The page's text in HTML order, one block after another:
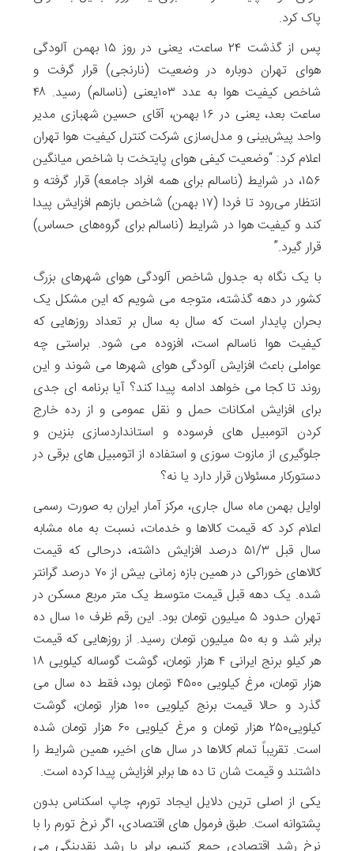
پاک کرد.
پس از گذشت ۲۴ ساعت، یعنی در روز ۱۵ بهمن آلودگی
هوای تهران دوباره در وضعیت (نارنجی) قرار گرفت و
شاخص کیفیت هوا به عدد ۱۰۳یعنی (ناسالم) رسید. ۴۸
ساعت بعد، یعنی در ۱۶ بهمن، آقای حسین شهبازی مدیر
واحد پیش‌بینی و مدل‌سازی شرکت کنترل کیفیت هوا تهران
اعلام کرد: “وضعیت کیفی هوای پایتخت با شاخص میانگین
۱۵۶، در شرایط (ناسالم برای همه افراد جامعه) قرار گرفته و
انتظار می‌رود تا فردا (۱۷ بهمن) شاخص بازهم افزایش پیدا
کند و کیفیت هوا در شرایط (ناسالم برای گروه‌های حساس)
قرار گیرد.”
با یک نگاه به جدول شاخص آلودگی هوای شهرهای بزرگ
کشور در دهه گذشته، متوجه می شویم که این مشکل یک
بحران پایدار است که سال به سال بر تعداد روزهایی که
کیفیت هوا ناسالم است، افزوده می شود. براستی چه
عواملی باعث افزایش آلودگی هوای شهرها می شوند و این
روند تا کجا می خواهد ادامه پیدا کند؟ آیا برنامه ای جدی
برای افزایش امکانات حمل و نقل عمومی و از رده خارج
کردن اتومبیل های فرسوده و استانداردسازی بنزین و
جلوگیری از مازوت سوزی و استفاده از اتومبیل های برقی در
دستورکار مسئولان قرار دارد یا نه؟
اوایل بهمن ماه سال جاری، مرکز آمار ایران به صورت رسمی
اعلام کرد که قیمت کالاها و خدمات، نسبت به ماه مشابه
سال قبل ۵۱/۳ درصد افزایش داشته، درحالی که قیمت
کالاهای خوراکی در همین بازه زمانی بیش از ۷۰ درصد گرانتر
شده. یک دهه قبل قیمت متوسط یک متر مربع مسکن در
تهران حدود ۵ میلیون تومان بود. این رقم ظرف ۱۰ سال ده
برابر شد و به ۵۰ میلیون تومان رسید. از روز‌هایی که قیمت
هر کیلو برنج ایرانی ۴ هزار تومان، گوشت گوساله کیلویی ۱۸
هزار تومان، مرغ کیلویی ۴۵۰۰ تومان بود، فقط ده سال می
گذرد و حالا قیمت برنج کیلویی ۱۰۰ هزار تومان، گوشت
کیلویی۲۵۰ هزار تومان و مرغ کیلویی ۶۰ هزار تومان شده
است. تقریباً تمام کالاها در سال های اخیر، همین شرایط را
داشتند و قیمت شان تا ده ها برابر افزایش پیدا کرده است.
یکی از اصلی ترین دلایل ایجاد تورم، چاپ اسکناس بدون
پشتوانه است. طبق فرمول های اقتصادی، اگر نرخ تورم را با
نرخ رشد اقتصادی جمع کنیم، برابر با رشد نقدینگی می